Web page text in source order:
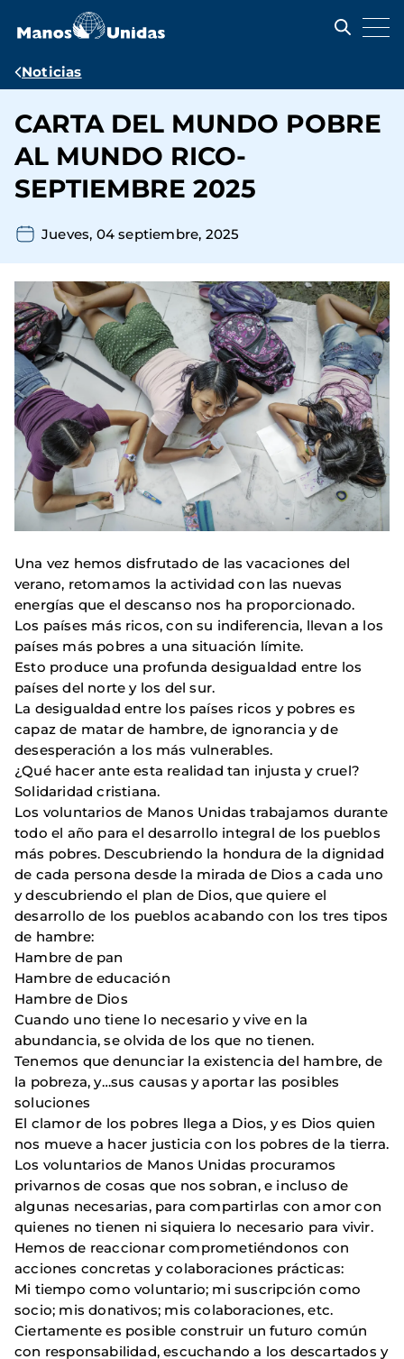
contenido
Ruta
navegación
Noticias
CARTA DEL MUNDO POBRE
AL MUNDO RICO-
SEPTIEMBRE 2025
Jueves, 04 septiembre, 2025
Una vez hemos disfrutado de las vacaciones del
verano, retomamos la actividad con las nuevas
energías que el descanso nos ha proporcionado.
Los países más ricos, con su indiferencia, llevan a los
países más pobres a una situación límite.
Esto produce una profunda desigualdad entre los
países del norte y los del sur.
La desigualdad entre los países ricos y pobres es
capaz de matar de hambre, de ignorancia y de
desesperación a los más vulnerables.
¿Qué hacer ante esta realidad tan injusta y cruel?
Solidaridad cristiana.
Los voluntarios de Manos Unidas trabajamos durante
todo el año para el desarrollo integral de los pueblos
más pobres. Descubriendo la hondura de la dignidad
de cada persona desde la mirada de Dios a cada uno
y descubriendo el plan de Dios, que quiere el
desarrollo de los pueblos acabando con los tres tipos
de hambre:
Hambre de pan
Hambre de educación
Hambre de Dios
Cuando uno tiene lo necesario y vive en la
abundancia, se olvida de los que no tienen.
Tenemos que denunciar la existencia del hambre, de
la pobreza, y…sus causas y aportar las posibles
soluciones
El clamor de los pobres llega a Dios, y es Dios quien
nos mueve a hacer justicia con los pobres de la tierra.
Los voluntarios de Manos Unidas procuramos
privarnos de cosas que nos sobran, e incluso de
algunas necesarias, para compartirlas con amor con
quienes no tienen ni siquiera lo necesario para vivir.
Hemos de reaccionar comprometiéndonos con
acciones concretas y colaboraciones prácticas:
Mi tiempo como voluntario; mi suscripción como
socio; mis donativos; mis colaboraciones, etc.
Ciertamente es posible construir un futuro común
con responsabilidad, escuchando a los descartados y